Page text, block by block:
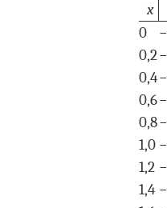
x
0
−
0,2−
0,4−
0,6−
0,8−
1,0 −
1,2 −
1,4 −